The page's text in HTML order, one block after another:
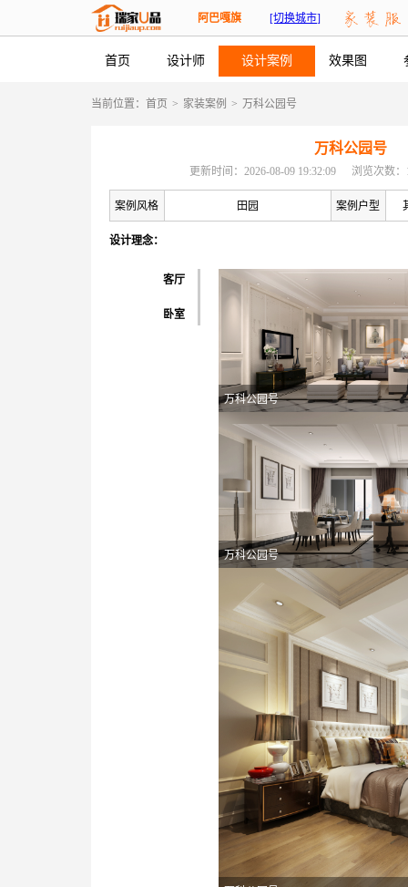
阿巴嘎旗 [切换城市]
首页 设计师 设计案例 效果图
当前位置： 首页 > 家装案例 > 万科公园号
万科公园号
更新时间：2026-08-09 19:32:09 浏览次数：
案例风格 田园 案例户型
设计理念：
客厅
卧室
万科公园号
万科公园号